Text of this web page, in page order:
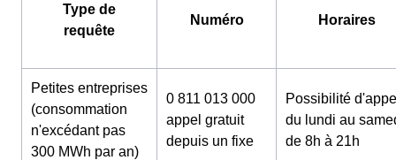
Type de
requête
Numéro Horaires
Petites entreprises
(consommation
n'excédant pas
300 MWh par an)
0 811 013 000
appel gratuit
depuis un fixe
Possibilité
du lundi au
de 8h à 21h